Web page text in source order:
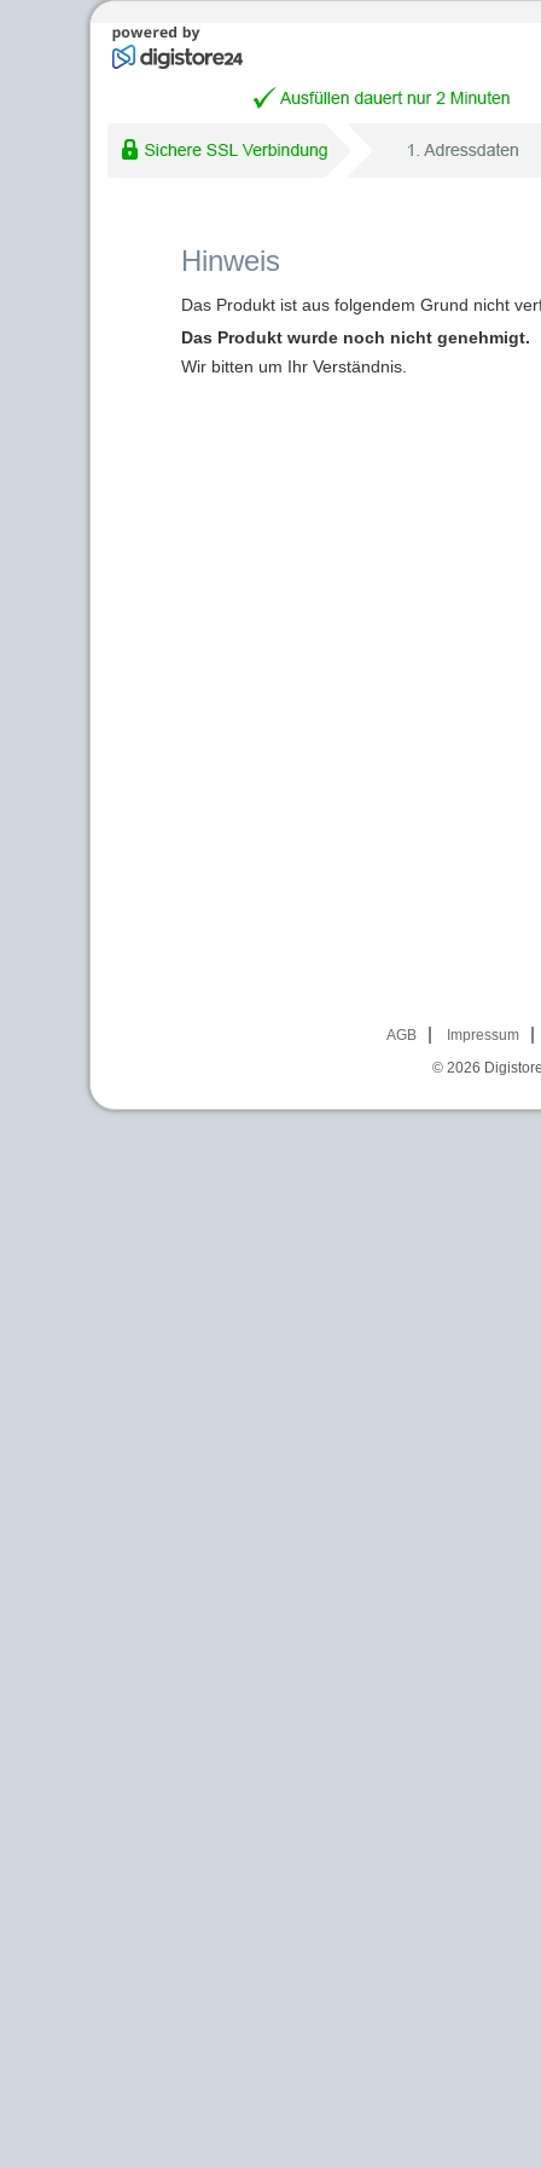
Hinweis
Das Produkt ist aus folgendem Grund nicht
Das Produkt wurde noch nicht genehmigt.
Wir bitten um Ihr Verständnis.
AGB
Impressum
© 2026